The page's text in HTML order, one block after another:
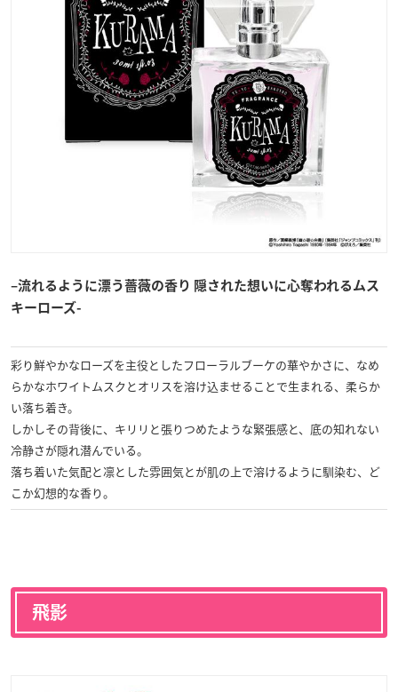
–流れるように漂う薔薇の香り 隠された想いに心奪われるムス
キーローズ-
彩り鮮やかなローズを主役としたフローラルブーケの華やかさに、なめ
らかなホワイトムスクとオリスを溶け込ませることで生まれる、柔らか
い落ち着き。
しかしその背後に、キリリと張りつめたような緊張感と、底の知れない
冷静さが隠れ潜んでいる。
落ち着いた気配と凛とした雰囲気とが肌の上で溶けるように馴染む、ど
こか幻想的な香り。
飛影